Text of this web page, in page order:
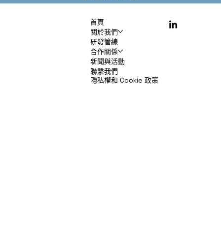
首頁
關於我們
研發管線
合作關係
新聞與活動
聯繫我們
隱私權和 Cookie 政策